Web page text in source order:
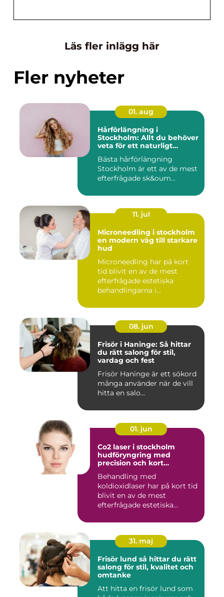
Läs fler inlägg här
Fler nyheter
01. aug
Hårförlängning i
Stockholm: Allt du behöver
veta för ett naturligt
Bästa hårförlängning
Stockholm är ett av de mest
efterfrågade sk&oum...
11. jul
Microneedling i stockholm
en modern väg till starkare
hud
Microneedling har på kort
tid blivit en av de mest
efterfrågade estetiska
behandlingarna i
08. jun
Frisör i Haninge: Så hittar
du rätt salong för stil,
vardag och fest
Frisör Haninge är ett sökord
många använder när de vill
hitta en salo...
01. jun
Co2 laser i stockholm
hudföryngring med
precision och kort
Behandling med
koldioxidlaser har på kort tid
blivit en av de mest
efterfrågade estetiska
31. maj
Frisör lund så hittar du rätt
salong för stil, kvalitet och
omtanke
Att hitta en frisör lund som